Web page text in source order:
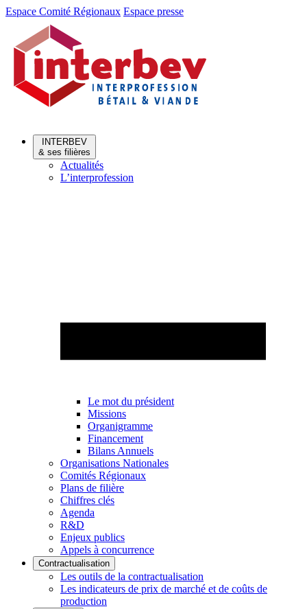
Aller
Aller
contenu
Espace Comité Régionaux Espace presse
INTERBEV
& ses filières
Actualités
L’interprofession
Le mot du président
Missions
Organigramme
Financement
Bilans Annuels
Organisations Nationales
Comités Régionaux
Plans de filière
Chiffres clés
Agenda
R&D
Enjeux publics
Appels à concurrence
Contractualisation
Les outils de la contractualisation
Les indicateurs de prix de marché et de coûts de
production